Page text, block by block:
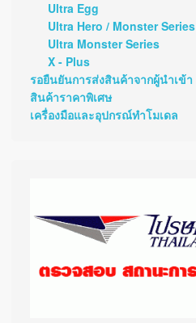
Ultra Egg
Ultra Hero / Monster Series
Ultra Monster Series
X - Plus
รอยืนยันการส่งสินค้าจากผู้นำเข้า
สินค้าราคาพิเศษ
เครื่องมือและอุปกรณ์ทำโมเดล